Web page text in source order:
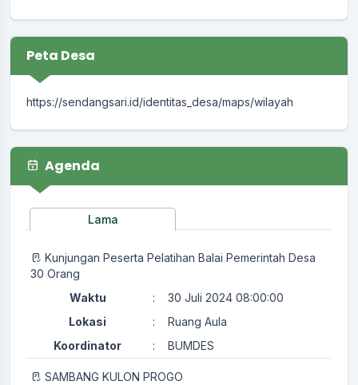
Peta Desa
https://sendangsari.id/identitas_desa/maps/wilayah
Agenda
Lama
Kunjungan Peserta Pelatihan Balai Pemerintah Desa
30 Orang
Waktu
:
30 Juli 2024 08:00:00
Lokasi
:
Ruang Aula
Koordinator
: BUMDES
SAMBANG KULON PROGO